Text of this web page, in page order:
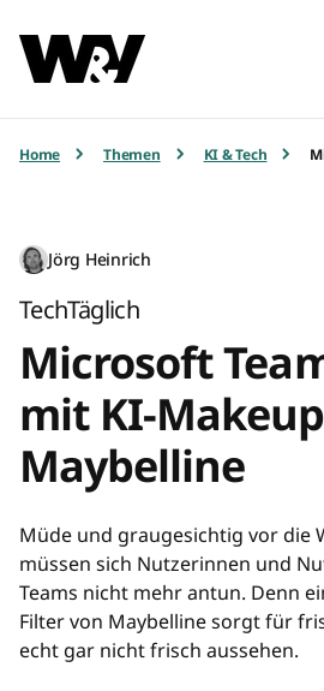
Home Themen KI & Tech
Jörg Heinrich
TechTäglich
Microsoft
mit KI-
Maybelline
Müde und graugesichtig vor die
müssen sich Nutzerinnen und
Teams nicht mehr antun. Denn
Filter von Maybelline sorgt für
echt gar nicht frisch aussehen.